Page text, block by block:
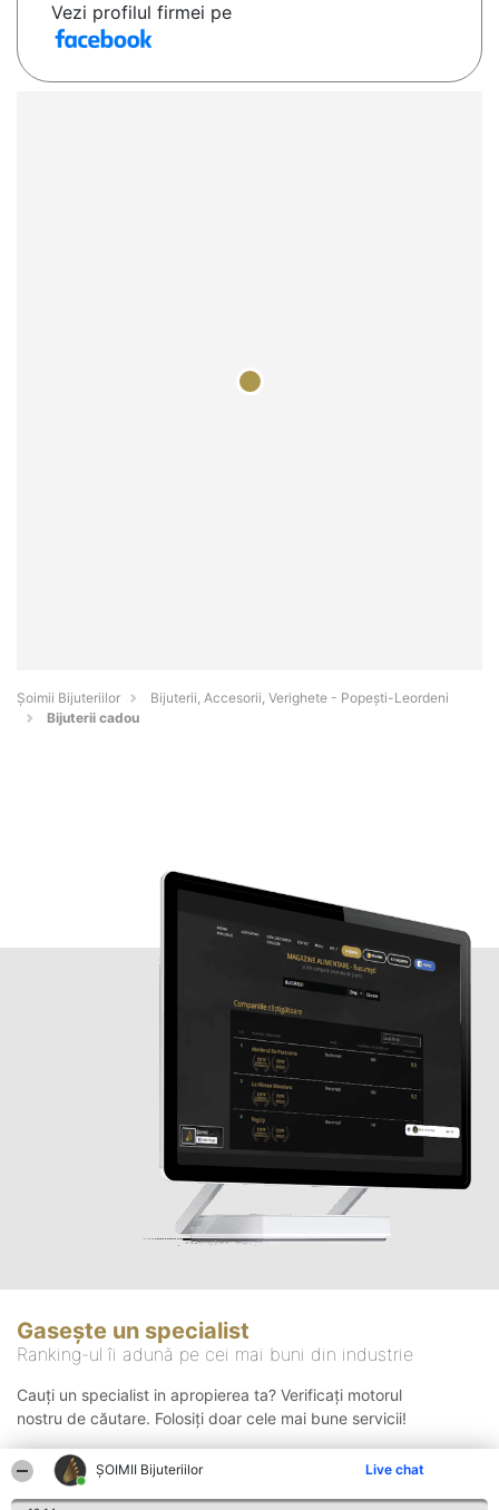
ŞOIMII Bijuteriilor Live chat
Vezi profilul firmei pe
Şoimii Bijuteriilor
Bijuterii, Accesorii, Verighete - Popeşti-Leordeni
Bijuterii cadou
Gasește un specialist
Ranking-ul îi adună pe cei mai buni din industrie
Cauți un specialist in apropierea ta? Verificați motorul
nostru de căutare. Folosiți doar cele mai bune servicii!